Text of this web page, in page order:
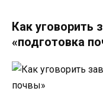
Как уговорить
«подготовка